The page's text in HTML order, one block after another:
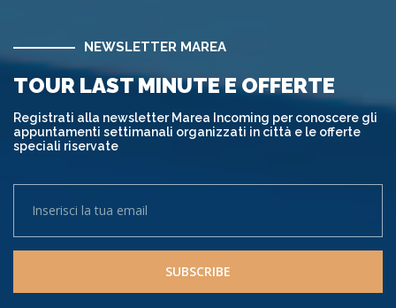
NEWSLETTER MAREA
TOUR LAST MINUTE E OFFERTE
Registrati alla newsletter Marea Incoming per conoscere gli
appuntamenti settimanali organizzati in città e le offerte
speciali riservate